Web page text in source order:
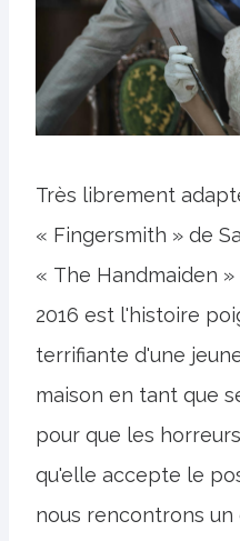
Très librement
« Fingersmith » de
« The Handmaiden
2016 est l'histoire
terrifiante d'une
maison en tant que
pour que les
qu'elle accepte le
nous rencontrons